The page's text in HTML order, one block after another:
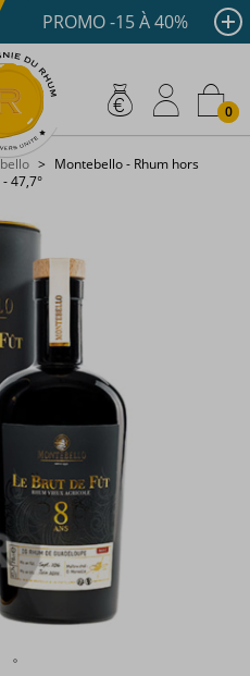
€ Livraison offerte dès
PROMO -15 À 40%
0
Montebello - Rhum hors
47,7°